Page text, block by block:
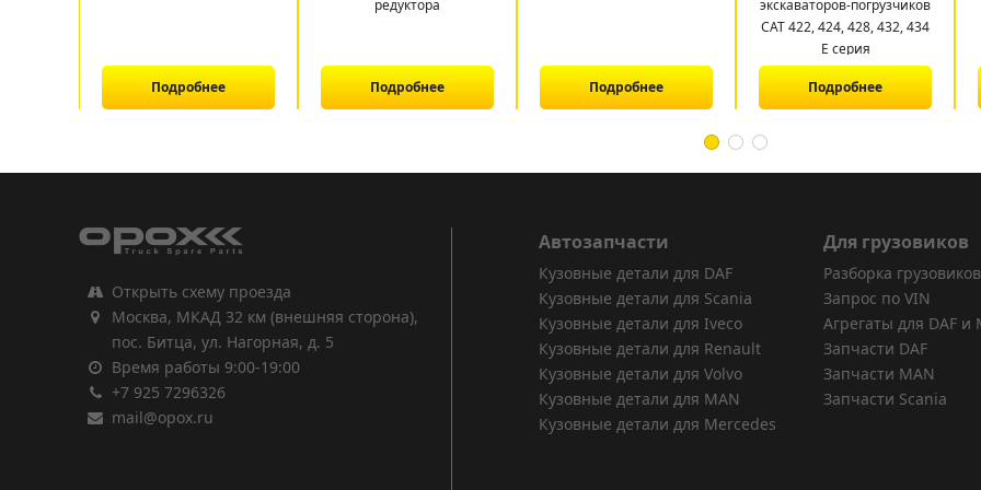
Подробнее
редуктора
Подробнее Подробнее
экскаваторов-погрузчиков
CAT 422, 424, 428, 432, 434
E серия
Подробнее
Открыть схему проезда
Москва, МКАД 32 км (внешняя сторона),
пос. Битца, ул. Нагорная, д. 5
Время работы 9:00-19:00
+7 925 7296326
mail@opox.ru
Автозапчасти
Кузовные детали для DAF
Кузовные детали для Scania
Кузовные детали для Iveco
Кузовные детали для Renault
Кузовные детали для Volvo
Кузовные детали для MAN
Кузовные детали для Mercedes
Для грузовиков
Разборка грузовиков
Запрос по VIN
Агрегаты для DAF и
Запчасти DAF
Запчасти MAN
Запчасти Scania